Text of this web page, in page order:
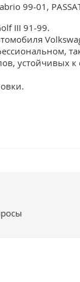
99-01,
III 91-99.
устойчивых